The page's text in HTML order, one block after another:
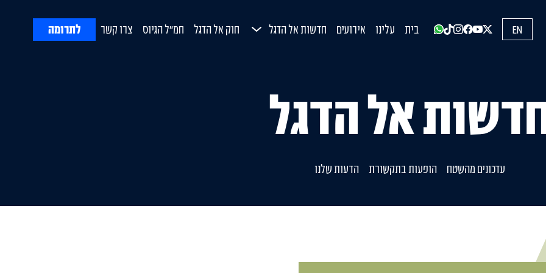
בית עלינו אירועים חדשות אל הדגל
Open Submenu
עדכונים מהשטח
חוק אל הדגל חמ"ל הגיוס צרו קשר EN לתרומה
אל הדגל
עדכונים מהשטח הופעות בתקשורת הדעות שלנו